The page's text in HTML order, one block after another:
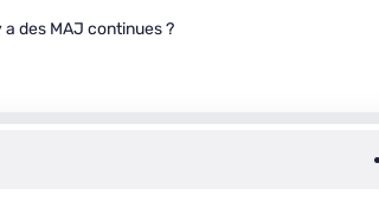
a des MAJ continues ?